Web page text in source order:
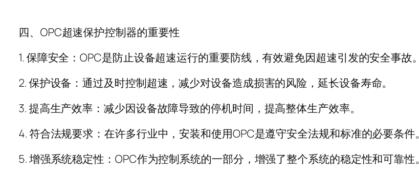
四、 OPC超速保护控制器的重要性
1.保障安全：OPC是防止设备超速运行的重要防线，有效避免因超速引发的安全事故。
2.保护设备：通过及时控制超速，减少对设备造成损害的风险，延长设备寿命。
3.提高生产效率：减少因设备故障导致的停机时间，提高整体生产效率。
4.符合法规要求：在许多行业中，安装和使用OPC是遵守安全法规和标准的必要条件。
5.增强系统稳定性： OPC作为控制系统的一部分，增强了整个系统的稳定性和可靠性。